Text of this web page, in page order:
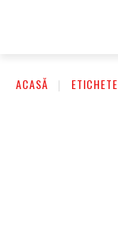
ACASĂ ETICHETE